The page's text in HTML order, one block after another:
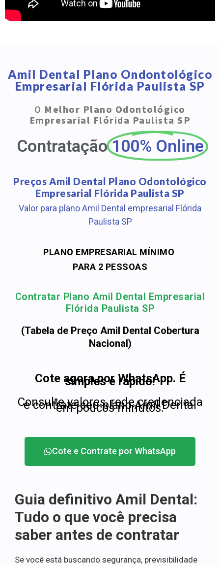
Amil Dental Plano Ondontológico
Empresarial Flórida Paulista SP
O Melhor Plano Odontológico
Empresarial Flórida Paulista SP
Contratação 100% Online
Preços Amil Dental Plano Odontológico
Empresarial Flórida Paulista SP
Valor para plano Amil Dental empresarial Flórida
Paulista SP
PLANO EMPRESARIAL MÍNIMO
PARA 2 PESSOAS
Contratar Plano Amil Dental Empresarial
Flórida Paulista SP
(Tabela de Preço Amil Dental Cobertura
Nacional)
Cote agora por WhatsApp. É
simples e rápido!
Consulte valores, rede credenciada
e contrate seu plano Amil Dental
em poucos minutos.
Cote e Contrate por WhatsApp
Guia definitivo Amil Dental:
Tudo o que você precisa
saber antes de contratar
Se você está buscando segurança, previsibilidade